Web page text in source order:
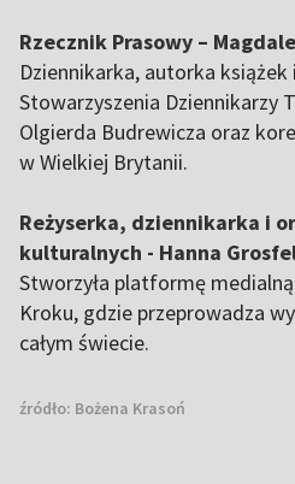
Rzecznik Prasowy –
Dziennikarka, autorka
Stowarzyszenia Dziennikarzy
Olgierda Budrewicza oraz
w Wielkiej Brytanii.
Reżyserka, dziennikarka i
kulturalnych - Hanna
Stworzyła platformę
Kroku, gdzie przeprowadza
całym świecie.
źródło: Bożena Krasoń